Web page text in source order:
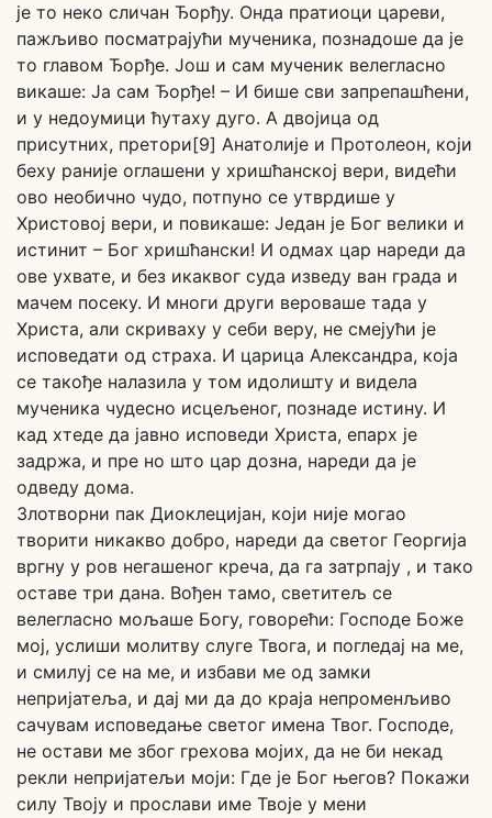
је то неко сличан Ђорђу. Онда пратиоци цареви,
пажљиво посматрајући мученика, познадоше да је
то главом Ђорђе. Још и сам мученик велегласно
викаше: Ја сам Ђорђе! – И бише сви запрепашћени,
и у недоумици ћутаху дуго. А двојица од
присутних, претори[9] Анатолије и Протолеон, који
беху раније оглашени у хришћанској вери, видећи
ово необично чудо, потпуно се утврдише у
Христовој вери, и повикаше: Један је Бог велики и
истинит – Бог хришћански! И одмах цар нареди да
ове ухвате, и без икаквог суда изведу ван града и
мачем посеку. И многи други вероваше тада у
Христа, али скриваху у себи веру, не смејући је
исповедати од страха. И царица Александра, која
се такође налазила у том идолишту и видела
мученика чудесно исцељеног, познаде истину. И
кад хтеде да јавно исповеди Христа, епарх је
задржа, и пре но што цар дозна, нареди да је
одведу дома.
Злотворни пак Диоклецијан, који није могао
творити никакво добро, нареди да светог Георгија
вргну у ров негашеног креча, да га затрпају , и тако
оставе три дана. Вођен тамо, светитељ се
велегласно мољаше Богу, говорећи: Господе Боже
мој, услиши молитву слуге Твога, и погледај на ме,
и смилуј се на ме, и избави ме од замки
непријатеља, и дај ми да до краја непроменљиво
сачувам исповедање светог имена Твог. Господе,
не остави ме због грехова мојих, да не би некад
рекли непријатељи моји: Где је Бог његов? Покажи
силу Твоју и прослави име Твоје у мени